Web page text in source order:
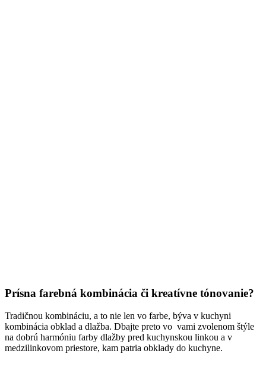
Prísna farebná kombinácia či kreatívne tónovanie?
Tradičnou kombináciu, a to nie len vo farbe, býva v kuchyni
kombinácia obklad a dlažba. Dbajte preto vo vami zvolenom štýle
na dobrú harmóniu farby dlažby pred kuchynskou linkou a v
medzilinkovom priestore, kam patria obklady do kuchyne.